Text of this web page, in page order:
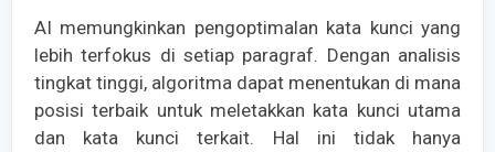
AI memungkinkan pengoptimalan kata kunci yang
lebih terfokus di setiap paragraf. Dengan analisis
tingkat tinggi, algoritma dapat menentukan di mana
posisi terbaik untuk meletakkan kata kunci utama
dan kata kunci terkait. Hal ini tidak hanya